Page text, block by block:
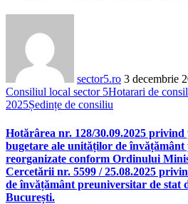
sector5.ro 3 decembrie
Consiliul local sector 5Hotarari de
2025Ședințe de consiliu
Hotărârea nr. 128/30.09.2025
bugetare ale unităților de
reorganizate conform Ordinului
Cercetării nr. 5599 / 25.08.2025
de învățământ preuniversitar de stat
București.